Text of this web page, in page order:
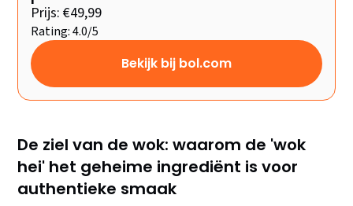
Prijs: €49,99
Rating: 4.0/5
Bekijk bij bol.com
De ziel van de wok: waarom de 'wok
hei' het geheime ingrediënt is voor
authentieke smaak